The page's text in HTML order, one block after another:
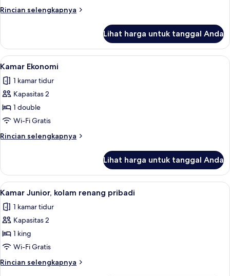
Rincian selengkapnya
Rincian
Kamar
Klasik
Lihat harga untuk tanggal Anda
Lihat
semua
foto
untuk
Kamar
Ekonomi
Minibar, meja kerja, Wi-Fi gratis, dan
4
Kamar Ekonomi
1 kamar tidur
Kapasitas 2
1 double
Wi-Fi Gratis
Rincian selengkapnya
Rincian
Kamar
Ekonomi
Lihat harga untuk tanggal Anda
Lihat
semua
foto
untuk
Kamar
Junior,
kolam
renang
Kamar Junior, kolam renang pribadi
7
Kamar Junior, kolam renang pribadi
1 kamar tidur
Kapasitas 2
1 king
Wi-Fi Gratis
Rincian selengkapnya
Rincian